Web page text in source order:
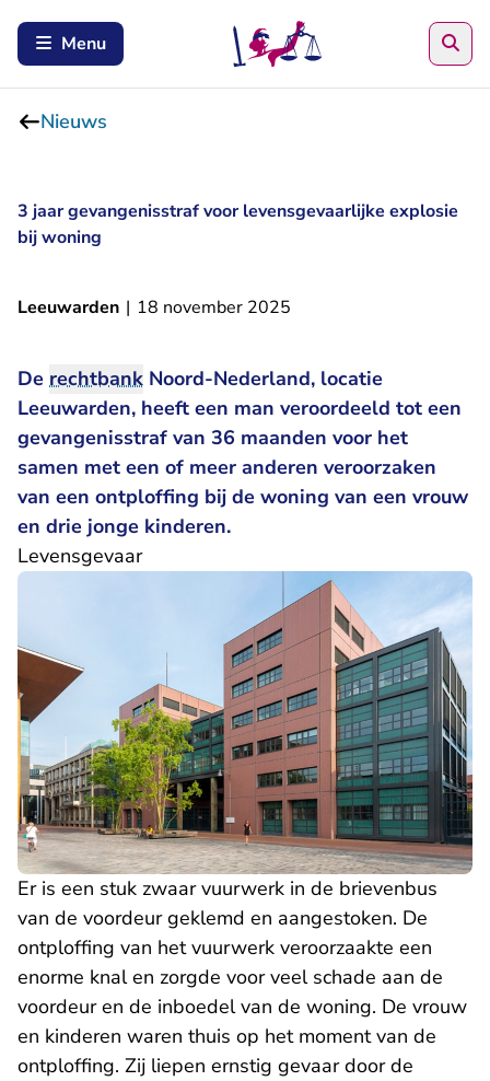
Menu
Nieuws
3 jaar gevangenisstraf voor levensgevaarlijke explosie
bij woning
Leeuwarden | 18 november 2025
De rechtbank Noord-Nederland, locatie
Leeuwarden, heeft een man veroordeeld tot een
gevangenisstraf van 36 maanden voor het
samen met een of meer anderen veroorzaken
van een ontploffing bij de woning van een vrouw
en drie jonge kinderen.
Levensgevaar
Er is een stuk zwaar vuurwerk in de brievenbus
van de voordeur geklemd en aangestoken. De
ontploffing van het vuurwerk veroorzaakte een
enorme knal en zorgde voor veel schade aan de
voordeur en de inboedel van de woning. De vrouw
en kinderen waren thuis op het moment van de
ontploffing. Zij liepen ernstig gevaar door de